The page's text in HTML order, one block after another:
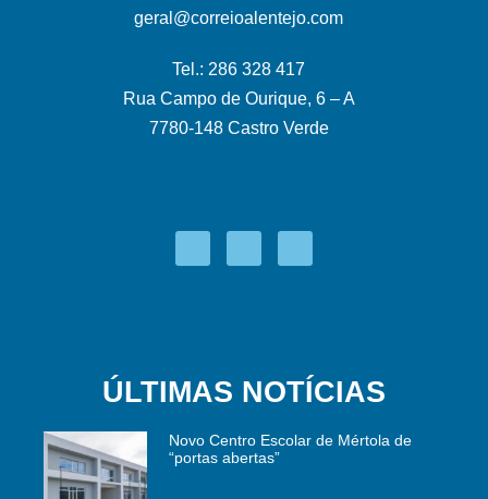
geral@correioalentejo.com
Tel.: 286 328 417
Rua Campo de Ourique, 6 – A
7780-148 Castro Verde
ÚLTIMAS NOTÍCIAS
Novo Centro Escolar de Mértola de
“portas abertas”